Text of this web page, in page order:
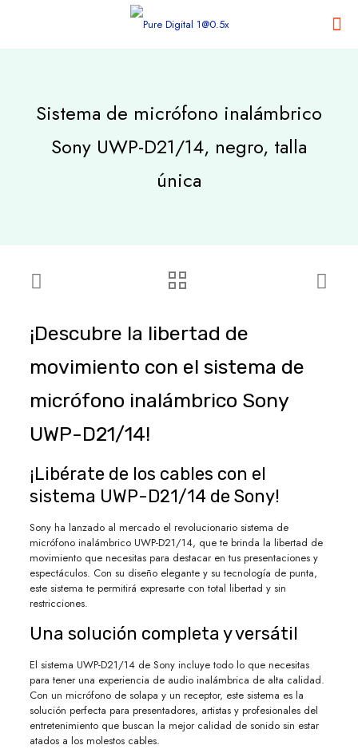
Sistema de micrófono inalámbrico
Sony UWP-D21/14, negro, talla
única
¡Descubre la libertad de
movimiento con el sistema de
micrófono inalámbrico Sony
UWP-D21/14!
¡Libérate de los cables con el
sistema UWP-D21/14 de Sony!
Sony ha lanzado al mercado el revolucionario sistema de
micrófono inalámbrico UWP-D21/14, que te brinda la libertad de
movimiento que necesitas para destacar en tus presentaciones y
espectáculos. Con su diseño elegante y su tecnología de punta,
este sistema te permitirá expresarte con total libertad y sin
restricciones.
Una solución completa y versátil
El sistema UWP-D21/14 de Sony incluye todo lo que necesitas
para tener una experiencia de audio inalámbrica de alta calidad.
Con un micrófono de solapa y un receptor, este sistema es la
solución perfecta para presentadores, artistas y profesionales del
entretenimiento que buscan la mejor calidad de sonido sin estar
atados a los molestos cables.